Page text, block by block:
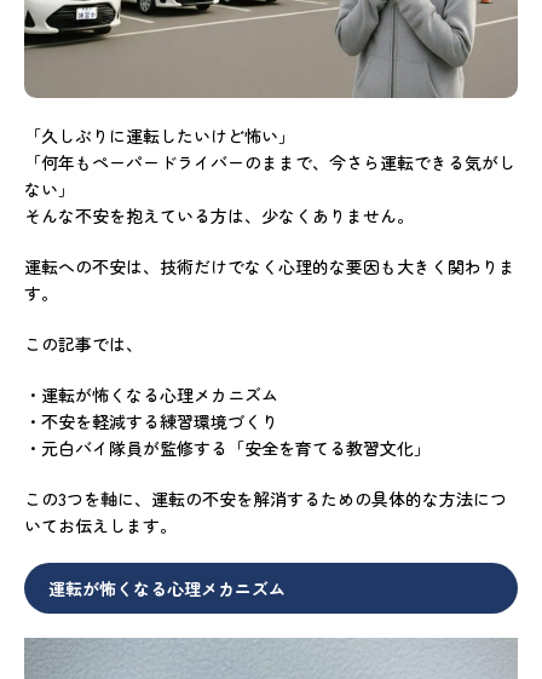
「久しぶりに運転したいけど怖い」
「何年もペーパードライバーのままで、今さら運転できる気がし
ない」
そんな不安を抱えている方は、少なくありません。
運転への不安は、技術だけでなく心理的な要因も大きく関わりま
す。
この記事では、
・運転が怖くなる心理メカニズム
・不安を軽減する練習環境づくり
・元白バイ隊員が監修する「安全を育てる教習文化」
この3つを軸に、運転の不安を解消するための具体的な方法につ
いてお伝えします。
運転が怖くなる心理メカニズム